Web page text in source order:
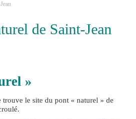
de Saint-Jean
»
le site du pont « naturel » de